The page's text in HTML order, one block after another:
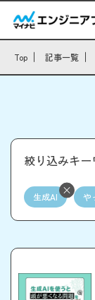
Top 記事一覧
絞り込みキー
生成AI や